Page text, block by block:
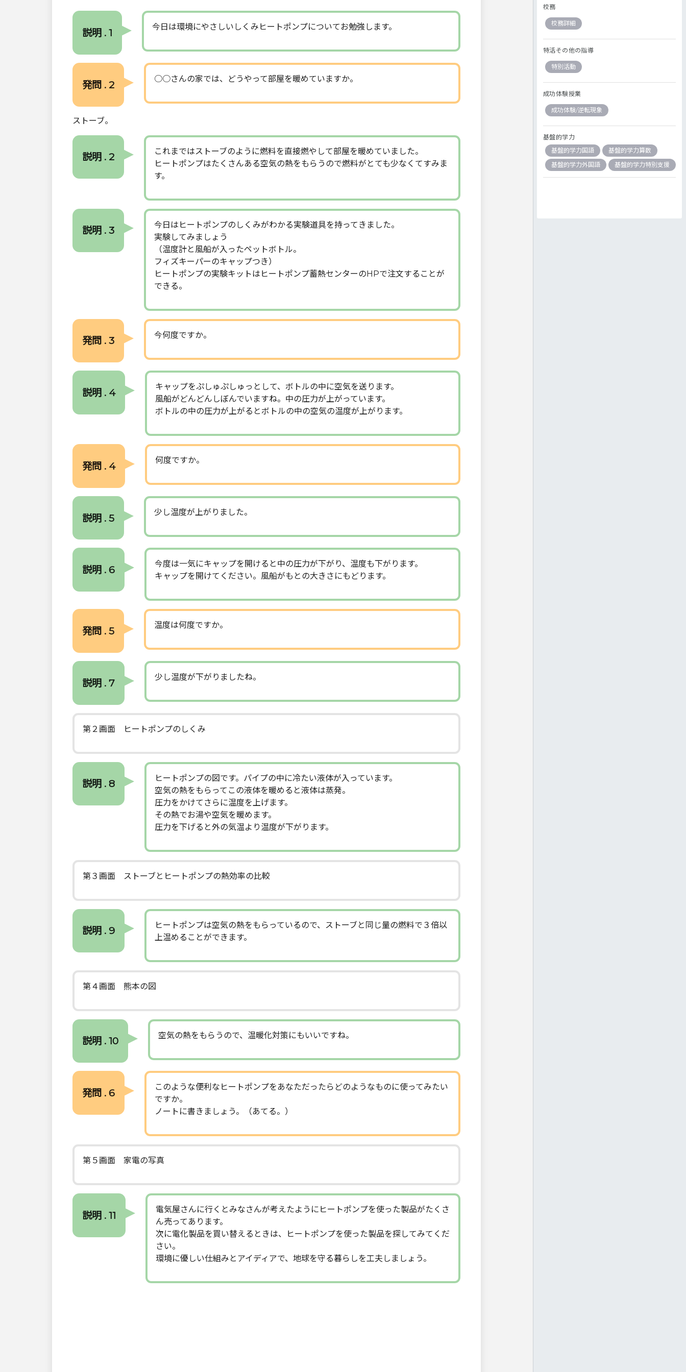
説明 . 1 今日は環境にやさしいしくみヒートポンプについてお勉強します。
発問 . 2 ○○さんの家では、どうやって部屋を暖めていますか。
ストーブ。
説明 . 2
これまではストーブのように燃料を直接燃やして部屋を暖めていました。
ヒートポンプはたくさんある空気の熱をもらうので燃料がとても少なくてすみま
す。
説明 . 3
今日はヒートポンプのしくみがわかる実験道具を持ってきました。
実験してみましょう
（温度計と風船が入ったペットボトル。
フィズキーパーのキャップつき）
ヒートポンプの実験キットはヒートポンプ蓄熱センターのHPで注文することが
できる。
発問 . 3 今何度ですか。
説明 . 4
キャップをぷしゅぷしゅっとして、ボトルの中に空気を送ります。
風船がどんどんしぼんでいますね。中の圧力が上がっています。
ボトルの中の圧力が上がるとボトルの中の空気の温度が上がります。
発問 . 4 何度ですか。
説明 . 5 少し温度が上がりました。
説明 . 6
今度は一気にキャップを開けると中の圧力が下がり、温度も下がります。
キャップを開けてください。風船がもとの大きさにもどります。
発問 . 5 温度は何度ですか。
説明 . 7 少し温度が下がりましたね。
第２画面 ヒートポンプのしくみ
説明 . 8
ヒートポンプの図です。パイプの中に冷たい液体が入っています。
空気の熱をもらってこの液体を暖めると液体は蒸発。
圧力をかけてさらに温度を上げます。
その熱でお湯や空気を暖めます。
圧力を下げると外の気温より温度が下がります。
第３画面 ストーブとヒートポンプの熱効率の比較
説明 . 9
ヒートポンプは空気の熱をもらっているので、ストーブと同じ量の燃料で３倍以
上温めることができます。
第４画面 熊本の図
説明 . 10 空気の熱をもらうので、温暖化対策にもいいですね。
発問 . 6
このような便利なヒートポンプをあなただったらどのようなものに使ってみたい
ですか。
ノートに書きましょう。（あてる。）
第５画面 家電の写真
説明 . 11
電気屋さんに行くとみなさんが考えたようにヒートポンプを使った製品がたくさ
ん売ってあります。
次に電化製品を買い替えるときは、ヒートポンプを使った製品を探してみてくだ
さい。
環境に優しい仕組みとアイディアで、地球を守る暮らしを工夫しましょう。
校務
校務詳細
特活その他の指導
特別活動
成功体験授業
成功体験/逆転現象
基盤的学力
基盤的学力国語
基盤的学力算数
基盤的学力外国語
基盤的学力特別支援